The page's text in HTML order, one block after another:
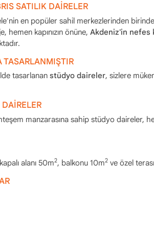
SATILIK DAİRELER
en popüler sahil merkezlerinden
kapınızın önüne, Akdeniz'in nefes
TASARLANMIŞTIR
tasarlanan stüdyo daireler, sizlere
manzarasına sahip stüdyo daireler,
alanı 50m2, balkonu 10m2ve özel